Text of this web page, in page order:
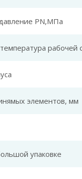
PN,МПа
рабочей
элементов, мм
упаковке